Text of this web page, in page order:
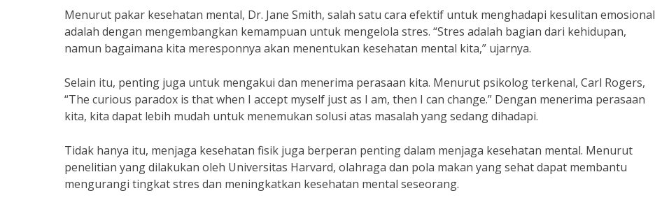
Menurut pakar kesehatan mental, Dr. Jane Smith, salah satu cara efektif untuk menghadapi kesulitan emosional
adalah dengan mengembangkan kemampuan untuk mengelola stres. “Stres adalah bagian dari kehidupan,
namun bagaimana kita meresponnya akan menentukan kesehatan mental kita,” ujarnya.
Selain itu, penting juga untuk mengakui dan menerima perasaan kita. Menurut psikolog terkenal, Carl Rogers,
“The curious paradox is that when I accept myself just as I am, then I can change.” Dengan menerima perasaan
kita, kita dapat lebih mudah untuk menemukan solusi atas masalah yang sedang dihadapi.
Tidak hanya itu, menjaga kesehatan fisik juga berperan penting dalam menjaga kesehatan mental. Menurut
penelitian yang dilakukan oleh Universitas Harvard, olahraga dan pola makan yang sehat dapat membantu
mengurangi tingkat stres dan meningkatkan kesehatan mental seseorang.